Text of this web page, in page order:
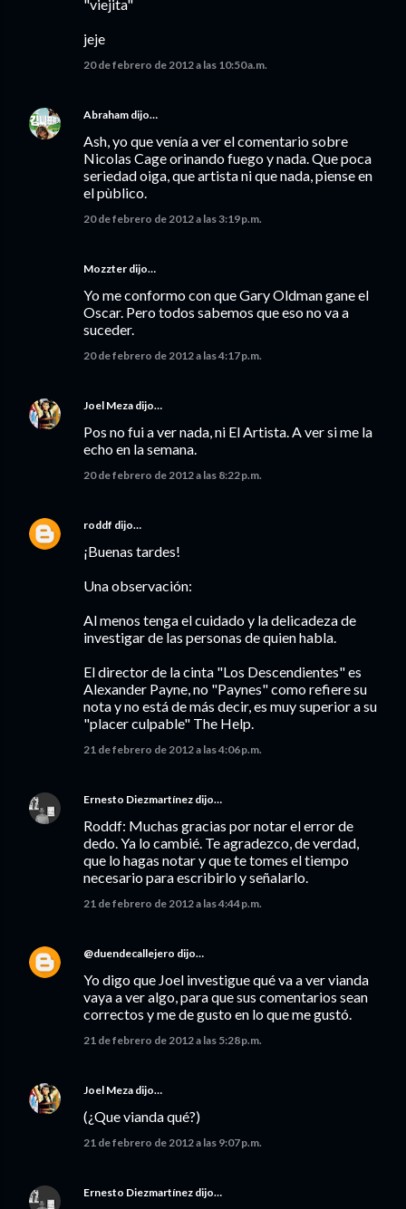
"viejita"
jeje
20 de febrero de 2012 a las 10:50 a.m.
Abraham dijo…
Ash, yo que venía a ver el comentario sobre
Nicolas Cage orinando fuego y nada. Que poca
seriedad oiga, que artista ni que nada, piense en
el pùblico.
20 de febrero de 2012 a las 3:19 p.m.
Mozzter dijo…
Yo me conformo con que Gary Oldman gane el
Oscar. Pero todos sabemos que eso no va a
suceder.
20 de febrero de 2012 a las 4:17 p.m.
Joel Meza dijo…
Pos no fui a ver nada, ni El Artista. A ver si me la
echo en la semana.
20 de febrero de 2012 a las 8:22 p.m.
roddf dijo…
¡Buenas tardes!
Una observación:
Al menos tenga el cuidado y la delicadeza de
investigar de las personas de quien habla.
El director de la cinta "Los Descendientes" es
Alexander Payne, no "Paynes" como refiere su
nota y no está de más decir, es muy superior a su
"placer culpable" The Help.
21 de febrero de 2012 a las 4:06 p.m.
Ernesto Diezmartínez dijo…
Roddf: Muchas gracias por notar el error de
dedo. Ya lo cambié. Te agradezco, de verdad,
que lo hagas notar y que te tomes el tiempo
necesario para escribirlo y señalarlo.
21 de febrero de 2012 a las 4:44 p.m.
@duendecallejero dijo…
Yo digo que Joel investigue qué va a ver vianda
vaya a ver algo, para que sus comentarios sean
correctos y me de gusto en lo que me gustó.
21 de febrero de 2012 a las 5:28 p.m.
Joel Meza dijo…
(¿Que vianda qué?)
21 de febrero de 2012 a las 9:07 p.m.
Ernesto Diezmartínez dijo…